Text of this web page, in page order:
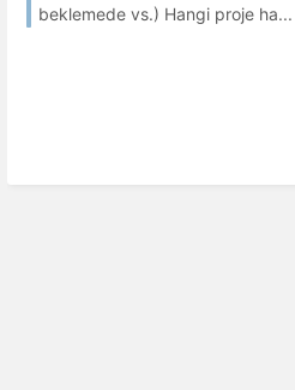
beklemede vs.) Hangi proje ha...